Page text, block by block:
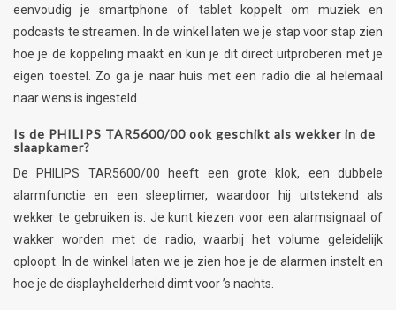
eenvoudig je smartphone of tablet koppelt om muziek en
podcasts te streamen. In de winkel laten we je stap voor stap zien
hoe je de koppeling maakt en kun je dit direct uitproberen met je
eigen toestel. Zo ga je naar huis met een radio die al helemaal
naar wens is ingesteld.
Is de PHILIPS TAR5600/00 ook geschikt als wekker in de
slaapkamer?
De PHILIPS TAR5600/00 heeft een grote klok, een dubbele
alarmfunctie en een sleeptimer, waardoor hij uitstekend als
wekker te gebruiken is. Je kunt kiezen voor een alarmsignaal of
wakker worden met de radio, waarbij het volume geleidelijk
oploopt. In de winkel laten we je zien hoe je de alarmen instelt en
hoe je de displayhelderheid dimt voor ’s nachts.